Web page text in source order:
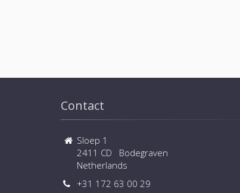
Contact
Sloep 1
2411 CD Bodegraven
Netherlands
+31 172 63 00 29